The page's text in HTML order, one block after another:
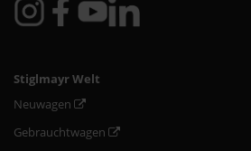
Stiglmayr Welt
Neuwagen
Gebrauchtwagen